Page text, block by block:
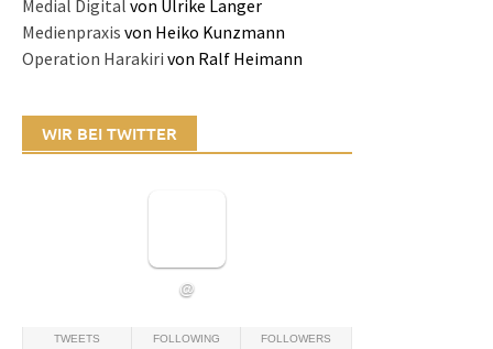
Medial Digital von Ulrike Langer
Medienpraxis von Heiko Kunzmann
Operation Harakiri von Ralf Heimann
WIR BEI TWITTER
@
TWEETS FOLLOWING FOLLOWERS